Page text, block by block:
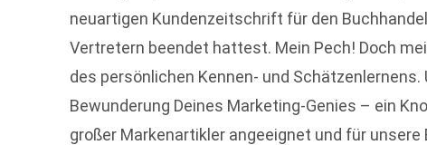
neuartigen Kundenzeitschrift für den
Vertretern beendet hattest. Mein Pech! Doch
des persönlichen Kennen- und
Bewunderung Deines Marketing-Genies – ein
großer Markenartikler angeeignet und für